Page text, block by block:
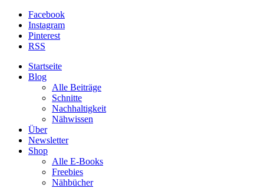
Facebook
Instagram
Pinterest
RSS
Startseite
Blog
Alle Beiträge
Schnitte
Nachhaltigkeit
Nähwissen
Über
Newsletter
Shop
Alle E-Books
Freebies
Nähbücher